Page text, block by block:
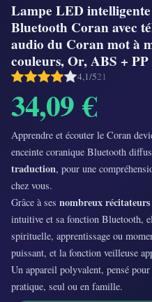
Lampe LED
Bluetooth Coran avec
audio du Coran mot à
couleurs, Or, ABS +
4,1/521
34,09 €
Apprendre et écouter le Coran
enceinte coranique Bluetooth
traduction, pour une
chez vous.
Grâce à ses nombreux
intuitive et sa fonction Bluetooth,
spirituelle, apprentissage ou
puissant, et la fonction veilleuse
Un appareil polyvalent, pensé
pratique, seul ou en famille.